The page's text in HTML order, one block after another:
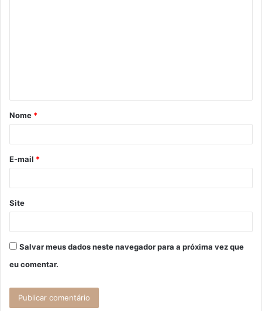
á
r
*
Nome *
E-mail *
Site
Salvar meus dados neste navegador para a próxima vez que
eu comentar.